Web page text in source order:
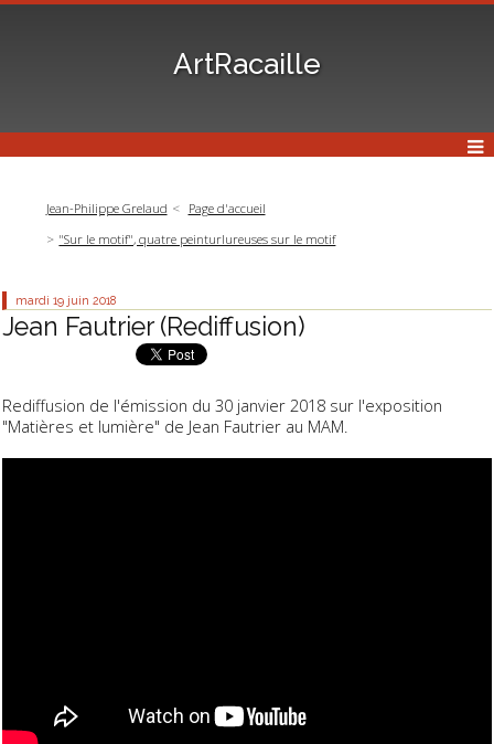
ArtRacaille
Jean-Philippe Grelaud
Page d'accueil
"Sur le motif", quatre peinturlureuses sur le motif
mardi 19 juin 2018
Jean Fautrier (Rediffusion)
Rediffusion de l'émission du 30 janvier 2018 sur l'exposition
"Matières et lumière" de Jean Fautrier au MAM.